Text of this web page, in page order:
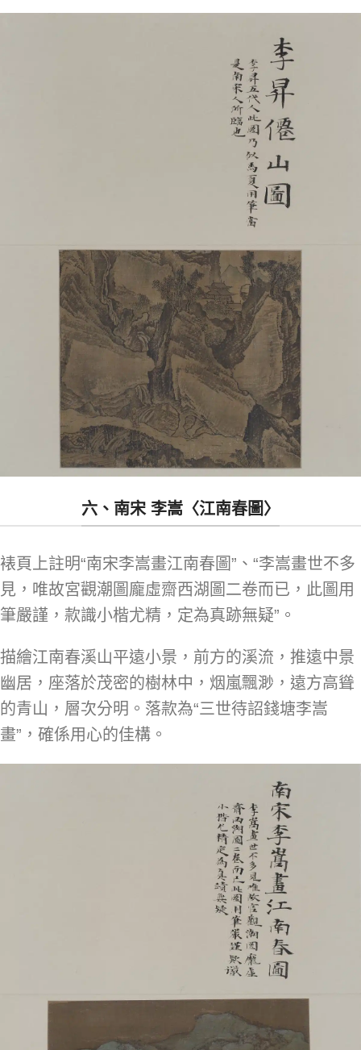
六、南宋 李嵩〈江南春圖〉
裱頁上註明“南宋李嵩畫江南春圖”、“李嵩畫世不多
見，唯故宮觀潮圖龐虛齋西湖圖二卷而已，此圖用
筆嚴謹，款識小楷尤精，定為真跡無疑”。
描繪江南春溪山平遠小景，前方的溪流，推遠中景
幽居，座落於茂密的樹林中，烟嵐飄渺，遠方高聳
的青山，層次分明。落款為“三世待詔錢塘李嵩
畫”，確係用心的佳構。